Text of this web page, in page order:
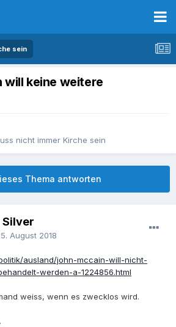
sein
will keine weitere
nicht immer Kirche sein
Thema antworten
Silver
August 2018
ausland/john-mccain-will-nicht-
werden-a-1224856.html
weiss, wenn es zwecklos wird.